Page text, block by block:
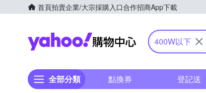
首頁拍賣企業/大宗採購入口合作招商App下載
Yahoo購物中心
400W以下
全部分類 點換券 登記送